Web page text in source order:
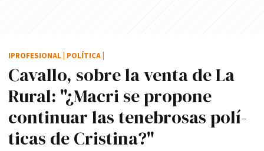
Cavallo, sobre la venta de La
Rural: "¿Macri se propone
continuar las tenebrosas polí­
ticas de Cristina?"
IPROFESIONAL POLÍTICA